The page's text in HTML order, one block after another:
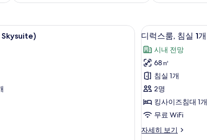
고급 침구, 객실 내 금고, 책상, 노트북 작업 공간
디
럭
스
룸,
침
실
1
개
사
6
디럭스룸, 침실 1개
시내 전망
68㎡
침실 1개
2명
킹사이즈침대 1개
무료 WiFi
자세히 보기
디